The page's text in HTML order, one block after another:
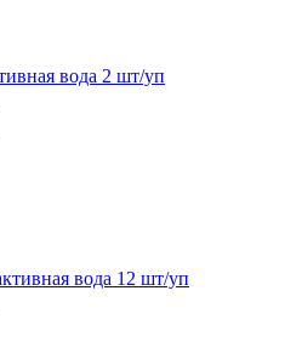
вода 2 шт/уп
вода 12 шт/уп